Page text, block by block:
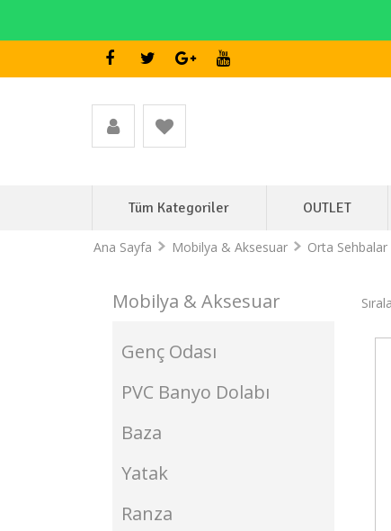
Tüm Kategoriler OUTLET
Ana Sayfa Mobilya & Aksesuar Orta Sehbalar
Mobilya & Aksesuar
Genç Odası
PVC Banyo Dolabı
Baza
Yatak
Ranza
Sırala